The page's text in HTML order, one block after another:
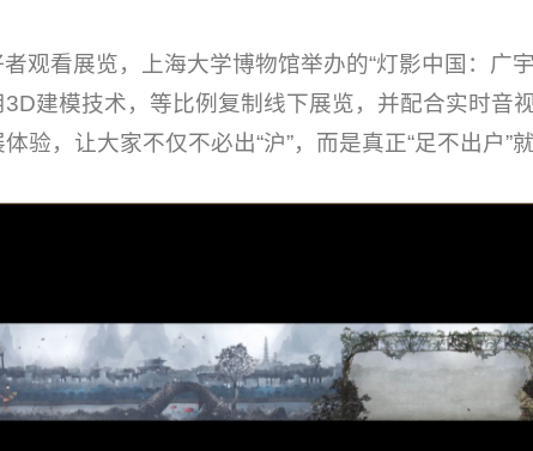
观看展览，上海大学博物馆举办的“灯影中国：广
建模技术，等比例复制线下展览，并配合实时音
验，让大家不仅不必出“沪”，而是真正“足不出户”